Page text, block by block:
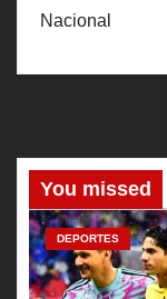
Nacional
You missed
DEPORTES